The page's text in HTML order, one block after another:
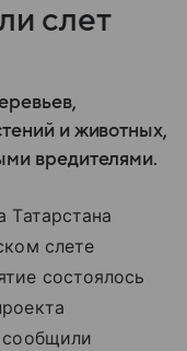
слет
и животных,
вредителями.
Татарстана
слете
состоялось
сообщили